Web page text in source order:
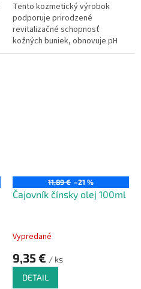
Tento kozmetický výrobok
podporuje prirodzené
revitalizačné schopnosť
kožných buniek, obnovuje pH
rovnováhu pokožky. Po použití
11,89 € –21 %
Čajovník čínsky olej 100ml
Vypredané
9,35 € / ks
DETAIL